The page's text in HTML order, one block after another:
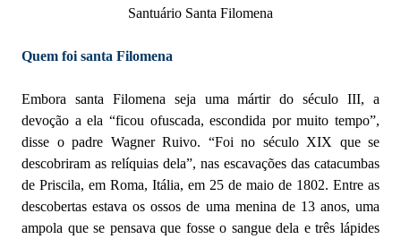
Santuário Santa Filomena
Quem foi santa Filomena
Embora santa Filomena seja uma mártir do século III, a
devoção a ela “ficou ofuscada, escondida por muito tempo”,
disse o padre Wagner Ruivo. “Foi no século XIX que se
descobriram as relíquias dela”, nas escavações das catacumbas
de Priscila, em Roma, Itália, em 25 de maio de 1802. Entre as
descobertas estava os ossos de uma menina de 13 anos, uma
ampola que se pensava que fosse o sangue dela e três lápides